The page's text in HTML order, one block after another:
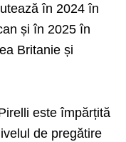
în 2024 în
și în 2025 în
Britanie și
este împărțită
de pregătire